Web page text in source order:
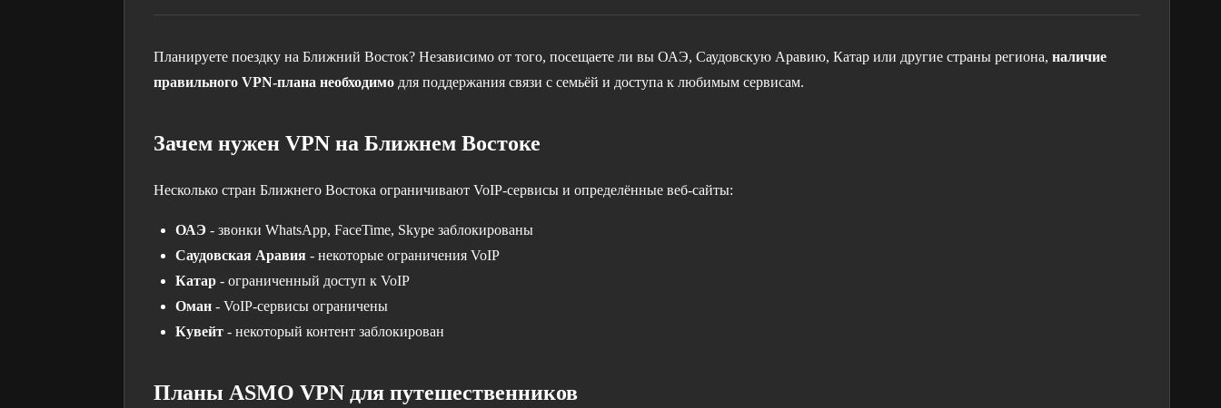
Планируете поездку на Ближний Восток? Независимо от того, посещаете ли вы ОАЭ, Саудовскую Аравию, Катар или другие страны региона, наличие
правильного VPN-плана необходимо для поддержания связи с семьёй и доступа к любимым сервисам.
Зачем нужен VPN на Ближнем Востоке
Несколько стран Ближнего Востока ограничивают VoIP-сервисы и определённые веб-сайты:
ОАЭ - звонки WhatsApp, FaceTime, Skype заблокированы
Саудовская Аравия - некоторые ограничения VoIP
Катар - ограниченный доступ к VoIP
Оман - VoIP-сервисы ограничены
Кувейт - некоторый контент заблокирован
Планы ASMO VPN для путешественников